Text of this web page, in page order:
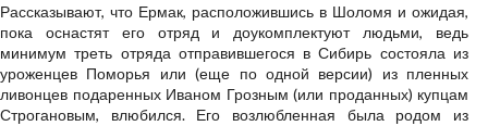
Рассказывают, что Ермак, расположившись в Шоломя и ожидая,
пока оснастят его отряд и доукомплектуют людьми, ведь
минимум треть отряда отправившегося в Сибирь состояла из
уроженцев Поморья или (еще по одной версии) из пленных
ливонцев подаренных Иваном Грозным (или проданных) купцам
Строгановым, влюбился. Его возлюбленная была родом из